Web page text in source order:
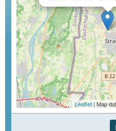
Leaflet | Map